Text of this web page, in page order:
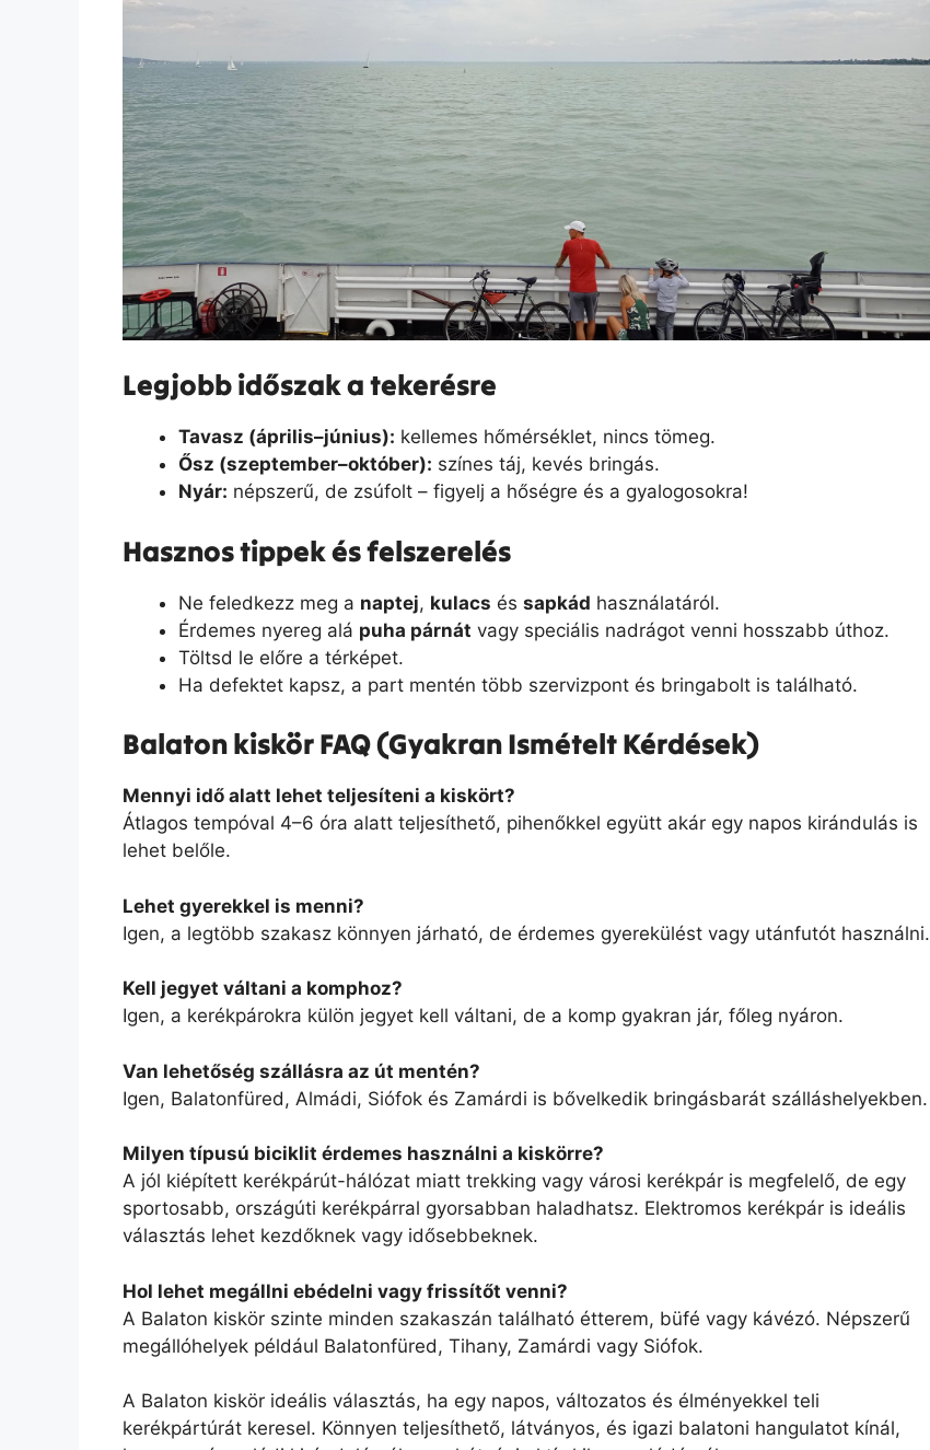
Legjobb időszak a tekerésre
Tavasz (április–június): kellemes hőmérséklet, nincs tömeg.
Ősz (szeptember–október): színes táj, kevés bringás.
Nyár: népszerű, de zsúfolt – figyelj a hőségre és a gyalogosokra!
Hasznos tippek és felszerelés
Ne feledkezz meg a naptej, kulacs és sapkád használatáról.
Érdemes nyereg alá puha párnát vagy speciális nadrágot venni hosszabb úthoz.
Töltsd le előre a térképet.
Ha defektet kapsz, a part mentén több szervizpont és bringabolt is található.
Balaton kiskör FAQ (Gyakran Ismételt Kérdések)
Mennyi idő alatt lehet teljesíteni a kiskört?
Átlagos tempóval 4–6 óra alatt teljesíthető, pihenőkkel együtt akár egy napos kirándulás is
lehet belőle.
Lehet gyerekkel is menni?
Igen, a legtöbb szakasz könnyen járható, de érdemes gyerekülést vagy utánfutót használni.
Kell jegyet váltani a komphoz?
Igen, a kerékpárokra külön jegyet kell váltani, de a komp gyakran jár, főleg nyáron.
Van lehetőség szállásra az út mentén?
Igen, Balatonfüred, Almádi, Siófok és Zamárdi is bővelkedik bringásbarát szálláshelyekben.
Milyen típusú biciklit érdemes használni a kiskörre?
A jól kiépített kerékpárút-hálózat miatt trekking vagy városi kerékpár is megfelelő, de egy
sportosabb, országúti kerékpárral gyorsabban haladhatsz. Elektromos kerékpár is ideális
választás lehet kezdőknek vagy idősebbeknek.
Hol lehet megállni ebédelni vagy frissítőt venni?
A Balaton kiskör szinte minden szakaszán található étterem, büfé vagy kávézó. Népszerű
megállóhelyek például Balatonfüred, Tihany, Zamárdi vagy Siófok.
A Balaton kiskör ideális választás, ha egy napos, változatos és élményekkel teli
kerékpártúrát keresel. Könnyen teljesíthető, látványos, és igazi balatoni hangulatot kínál,